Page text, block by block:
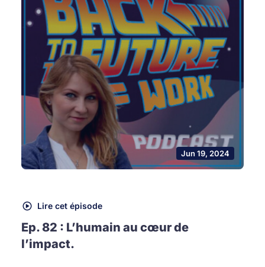
Jun 19, 2024
Lire cet épisode
Ep. 82 : L’humain au cœur de
l’impact.